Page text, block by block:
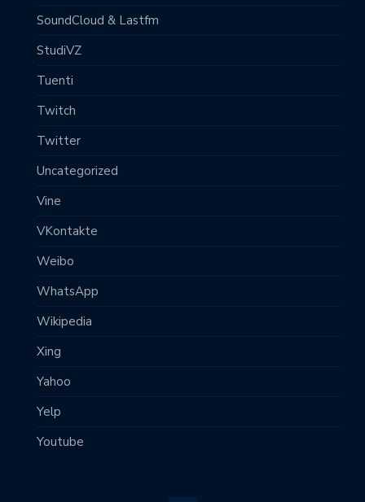
SoundCloud & Lastfm
StudiVZ
Tuenti
Twitch
Twitter
Uncategorized
Vine
VKontakte
Weibo
WhatsApp
Wikipedia
Xing
Yahoo
Yelp
Youtube